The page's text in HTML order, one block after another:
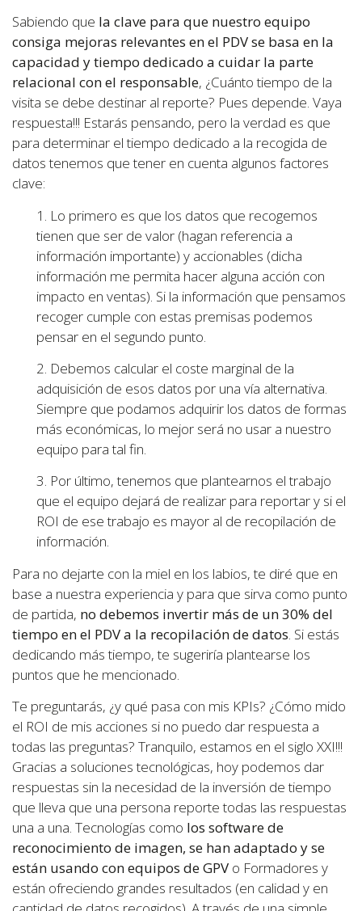
Sabiendo que la clave para que nuestro equipo
consiga mejoras relevantes en el PDV se basa en la
capacidad y tiempo dedicado a cuidar la parte
relacional con el responsable, ¿Cuánto tiempo de la
visita se debe destinar al reporte? Pues depende. Vaya
respuesta!!! Estarás pensando, pero la verdad es que
para determinar el tiempo dedicado a la recogida de
datos tenemos que tener en cuenta algunos factores
clave:
1. Lo primero es que los datos que recogemos
tienen que ser de valor (hagan referencia a
información importante) y accionables (dicha
información me permita hacer alguna acción con
impacto en ventas). Si la información que pensamos
recoger cumple con estas premisas podemos
pensar en el segundo punto.
2. Debemos calcular el coste marginal de la
adquisición de esos datos por una vía alternativa.
Siempre que podamos adquirir los datos de formas
más económicas, lo mejor será no usar a nuestro
equipo para tal fin.
3. Por último, tenemos que plantearnos el trabajo
que el equipo dejará de realizar para reportar y si el
ROI de ese trabajo es mayor al de recopilación de
información.
Para no dejarte con la miel en los labios, te diré que en
base a nuestra experiencia y para que sirva como punto
de partida, no debemos invertir más de un 30% del
tiempo en el PDV a la recopilación de datos. Si estás
dedicando más tiempo, te sugeriría plantearse los
puntos que he mencionado.
Te preguntarás, ¿y qué pasa con mis KPIs? ¿Cómo mido
el ROI de mis acciones si no puedo dar respuesta a
todas las preguntas? Tranquilo, estamos en el siglo XXI!!!
Gracias a soluciones tecnológicas, hoy podemos dar
respuestas sin la necesidad de la inversión de tiempo
que lleva que una persona reporte todas las respuestas
una a una. Tecnologías como los software de
reconocimiento de imagen, se han adaptado y se
están usando con equipos de GPV o Formadores y
están ofreciendo grandes resultados (en calidad y en